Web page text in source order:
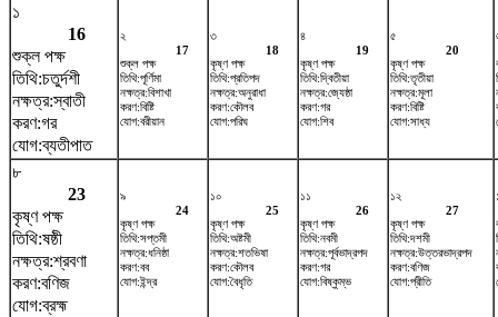
১
16
শুক্ল পক্ষ
তিথি:চতুর্দশী
নক্ষত্র:স্বাতী
করণ:গর
যোগ:ব্যতীপাত
২
17
শুক্ল পক্ষ
তিথি:পূর্ণিমা
নক্ষত্র:বিশাখা
করণ:বিষ্টি
যোগ:বরীয়ান
৩
18
কৃষ্ণ পক্ষ
তিথি:প্রতিপদ
নক্ষত্র:অনুরাধা
করণ:কৌলব
যোগ:পরিঘ
৪
19
কৃষ্ণ পক্ষ
তিথি:দ্বিতীয়া
নক্ষত্র:জ্যেষ্ঠা
করণ:গর
যোগ:শিব
৫
20
কৃষ্ণ পক্ষ
তিথি:তৃতীয়া
নক্ষত্র:মূলা
করণ:বিষ্টি
যোগ:সাধ্য
৮
23
কৃষ্ণ পক্ষ
তিথি:ষষ্ঠী
নক্ষত্র:শ্রবণা
করণ:বণিজ
যোগ:ব্রহ্ম
৯
24
কৃষ্ণ পক্ষ
তিথি:সপ্তমী
নক্ষত্র:ধনিষ্ঠা
করণ:বব
যোগ:ইন্দ্র
১০
25
কৃষ্ণ পক্ষ
তিথি:অষ্টমী
নক্ষত্র:শতভিষ‌া
করণ:কৌলব
যোগ:বৈধৃতি
১১
26
কৃষ্ণ পক্ষ
তিথি:নবমী
নক্ষত্র:পূর্বভাদ্রপদ
করণ:গর
যোগ:বিষ্কুম্ভ
১২
27
কৃষ্ণ পক্ষ
তিথি:দশমী
নক্ষত্র:উত্তরভাদ্রপদ
করণ:বণিজ
যোগ:প্রীতি